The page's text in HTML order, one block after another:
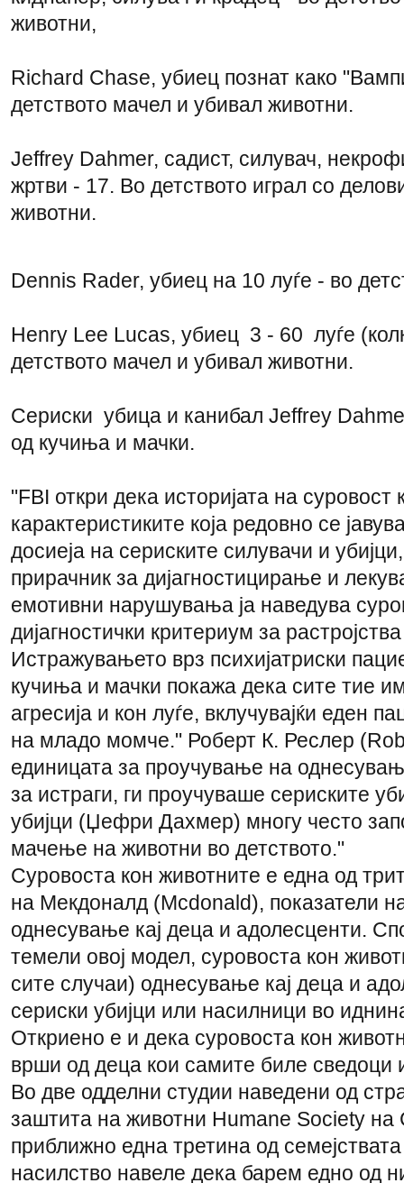
животни,
Richard Chase, убиец познат како
детството мачел и убивал животни.
Jeffrey Dahmer, садист, силувач,
жртви - 17. Во детството играл со
животни.
Dennis Rader, убиец на 10 луѓе - во
Henry Lee Lucas, убиец 3 - 60 луѓе
детството мачел и убивал животни.
Сериски убица и канибал Jeffrey
од кучиња и мачки.
"FBI откри дека историјата на
карактеристиките која редовно се
досиеја на сериските силувачи и
прирачник за дијагностицирање и
емотивни нарушувања ја наведува
дијагностички критериум за
Истражувањето врз психијатриски
кучиња и мачки покажа дека сите тие
агресија и кон луѓе, вклучувајќи еден
на младо момче." Роберт К. Реслер
единицата за проучување на
за истраги, ги проучуваше сериските
убијци (Џефри Дахмер) многу често
мачење на животни во детството."
Суровоста кон животните е една од
на Мекдоналд (Mcdonald), показатели
однесување кај деца и адолесценти.
темели овој модел, суровоста кон
сите случаи) однесување кај деца и
сериски убијци или насилници во
Откриено е и дека суровоста кон
врши од деца кои самите биле сведоци
Во две одделни студии наведени од
заштита на животни Humane Society
приближно една третина од
насилство навеле дека барем едно од